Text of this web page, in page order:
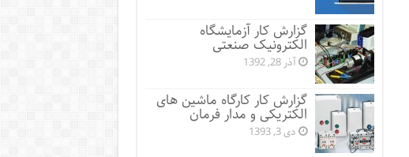
گزارش کار آزمایشگاه
الکترونیک صنعتی
آذر 28, 1392
گزارش کار کارگاه ماشین های
الکتریکی و مدار فرمان
دی 3, 1393